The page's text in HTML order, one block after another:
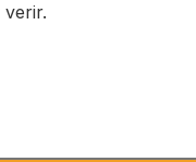
verir.